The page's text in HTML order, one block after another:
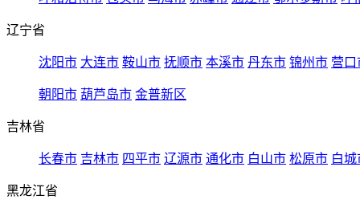
辽宁省
沈阳市 大连市 鞍山市 抚顺市 本溪市 丹东市 锦州市 营口
朝阳市 葫芦岛市 金普新区
吉林省
长春市 吉林市 四平市 辽源市 通化市 白山市 松原市 白城
黑龙江省